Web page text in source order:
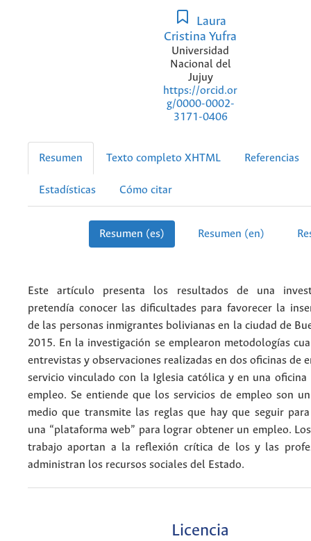
Laura
Cristina Yufra
Universidad
Nacional del
Jujuy
https://orcid.or
g/0000-0002-
3171-0406
Resumen Texto completo XHTML Referencias
Estadísticas Cómo citar
Resumen (es) Resumen (en)
Este artículo presenta los resultados de una
pretendía conocer las dificultades para favorecer la
de las personas inmigrantes bolivianas en la ciudad de
2015. En la investigación se emplearon metodologías
entrevistas y observaciones realizadas en dos oficinas de
servicio vinculado con la Iglesia católica y en una oficina
empleo. Se entiende que los servicios de empleo son
medio que transmite las reglas que hay que seguir
una “plataforma web” para lograr obtener un empleo.
trabajo aportan a la reflexión crítica de los y las
administran los recursos sociales del Estado.
Licencia